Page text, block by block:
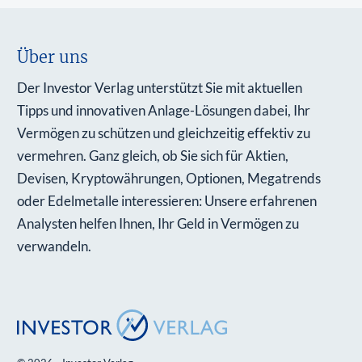
Über uns
Der Investor Verlag unterstützt Sie mit aktuellen
Tipps und innovativen Anlage-Lösungen dabei, Ihr
Vermögen zu schützen und gleichzeitig effektiv zu
vermehren. Ganz gleich, ob Sie sich für Aktien,
Devisen, Kryptowährungen, Optionen, Megatrends
oder Edelmetalle interessieren: Unsere erfahrenen
Analysten helfen Ihnen, Ihr Geld in Vermögen zu
verwandeln.